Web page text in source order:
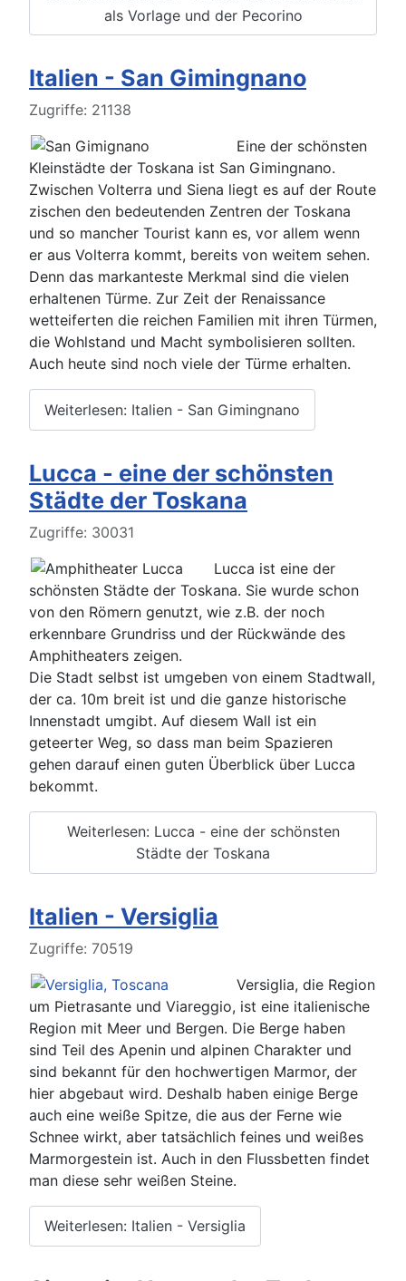
als Vorlage und der Pecorino
Italien - San Gimingnano
Details
Zugriffe: 21138
Eine der schönsten
Kleinstädte der Toskana ist San Gimingnano.
Zwischen Volterra und Siena liegt es auf der Route
zischen den bedeutenden Zentren der Toskana
und so mancher Tourist kann es, vor allem wenn
er aus Volterra kommt, bereits von weitem sehen.
Denn das markanteste Merkmal sind die vielen
erhaltenen Türme. Zur Zeit der Renaissance
wetteiferten die reichen Familien mit ihren Türmen,
die Wohlstand und Macht symbolisieren sollten.
Auch heute sind noch viele der Türme erhalten.
Weiterlesen: Italien - San Gimingnano
Lucca - eine der schönsten
Städte der Toskana
Details
Zugriffe: 30031
Lucca ist eine der
schönsten Städte der Toskana. Sie wurde schon
von den Römern genutzt, wie z.B. der noch
erkennbare Grundriss und der Rückwände des
Amphitheaters zeigen.
Die Stadt selbst ist umgeben von einem Stadtwall,
der ca. 10m breit ist und die ganze historische
Innenstadt umgibt. Auf diesem Wall ist ein
geteerter Weg, so dass man beim Spazieren
gehen darauf einen guten Überblick über Lucca
bekommt.
Weiterlesen: Lucca - eine der schönsten
Städte der Toskana
Italien - Versiglia
Details
Zugriffe: 70519
Versiglia, die Region
um Pietrasante und Viareggio, ist eine italienische
Region mit Meer und Bergen. Die Berge haben
sind Teil des Apenin und alpinen Charakter und
sind bekannt für den hochwertigen Marmor, der
hier abgebaut wird. Deshalb haben einige Berge
auch eine weiße Spitze, die aus der Ferne wie
Schnee wirkt, aber tatsächlich feines und weißes
Marmorgestein ist. Auch in den Flussbetten findet
man diese sehr weißen Steine.
Weiterlesen: Italien - Versiglia